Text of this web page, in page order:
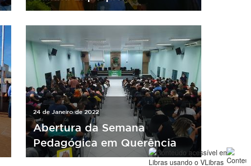
24 de Janeiro de 2022
Abertura da Semana
Pedagógica em Querência